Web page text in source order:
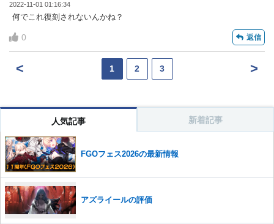
2022-11-01 01:16:34
何でこれ復刻されないんかね？
0 返信
< 1 2 3 >
人気記事 新着記事
FGOフェス2026の最新情報
アズライールの評価